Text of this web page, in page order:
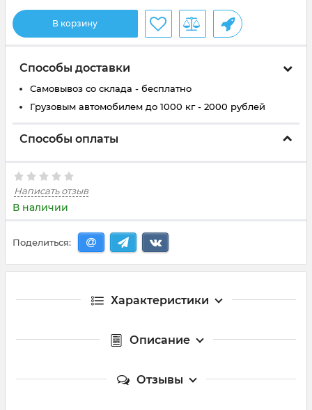
В корзину
Способы доставки
Самовывоз со склада - бесплатно
Грузовым автомобилем до 1000 кг - 2000 рублей
Способы оплаты
Написать отзыв
В наличии
Поделиться:
Характеристики
Описание
Отзывы